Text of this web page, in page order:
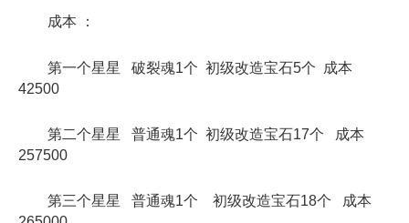
成本 ：
第一个星星 破裂魂1个 初级改造宝石5个 成本
42500
第二个星星 普通魂1个 初级改造宝石17个 成本
257500
第三个星星 普通魂1个 初级改造宝石18个 成本